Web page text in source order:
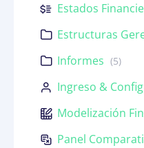
Estados
Estructuras
Informes (5)
Ingreso &
Modelización
Panel